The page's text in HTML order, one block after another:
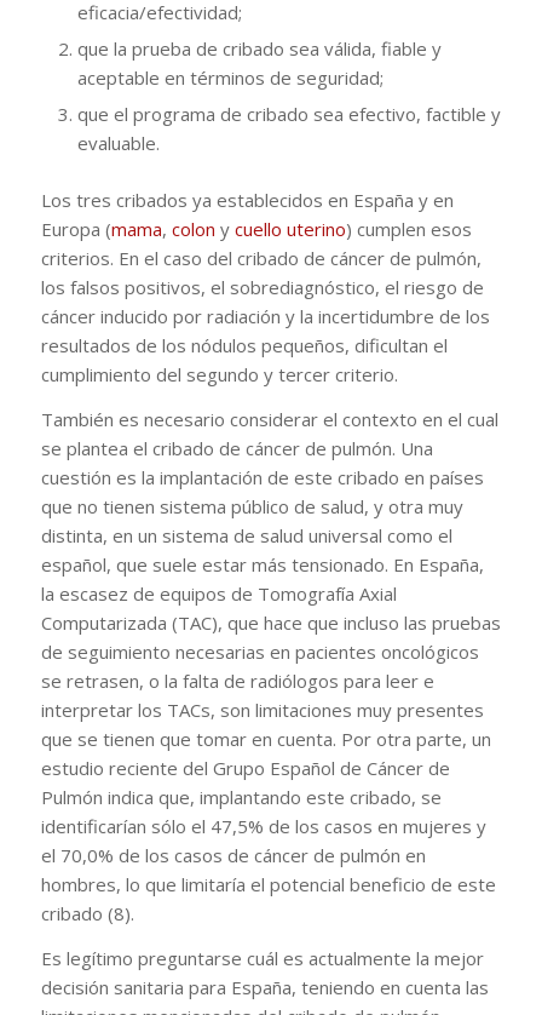
eficacia/efectividad;
que la prueba de cribado sea válida, fiable y
aceptable en términos de seguridad;
que el programa de cribado sea efectivo, factible y
evaluable.
Los tres cribados ya establecidos en España y en
Europa (mama, colon y cuello uterino) cumplen esos
criterios. En el caso del cribado de cáncer de pulmón,
los falsos positivos, el sobrediagnóstico, el riesgo de
cáncer inducido por radiación y la incertidumbre de los
resultados de los nódulos pequeños, dificultan el
cumplimiento del segundo y tercer criterio.
También es necesario considerar el contexto en el cual
se plantea el cribado de cáncer de pulmón. Una
cuestión es la implantación de este cribado en países
que no tienen sistema público de salud, y otra muy
distinta, en un sistema de salud universal como el
español, que suele estar más tensionado. En España,
la escasez de equipos de Tomografía Axial
Computarizada (TAC), que hace que incluso las pruebas
de seguimiento necesarias en pacientes oncológicos
se retrasen, o la falta de radiólogos para leer e
interpretar los TACs, son limitaciones muy presentes
que se tienen que tomar en cuenta. Por otra parte, un
estudio reciente del Grupo Español de Cáncer de
Pulmón indica que, implantando este cribado, se
identificarían sólo el 47,5% de los casos en mujeres y
el 70,0% de los casos de cáncer de pulmón en
hombres, lo que limitaría el potencial beneficio de este
cribado (8).
Es legítimo preguntarse cuál es actualmente la mejor
decisión sanitaria para España, teniendo en cuenta las